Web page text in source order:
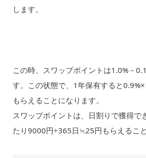
します。
この時、スワップポイントは1.0%－
す。この状態で、1年保有すると
もらえることになります。
スワップポイントは、日割りで獲得で
たり9000円÷365日≒25円もらえること